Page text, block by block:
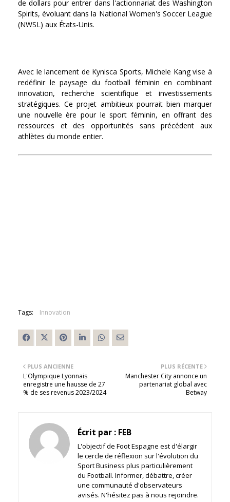
de dollars pour entrer dans l'actionnariat des Washington
Spirits, évoluant dans la National Women's Soccer League
(NWSL) aux États-Unis.
Avec le lancement de Kynisca Sports, Michele Kang vise à
redéfinir le paysage du football féminin en combinant
innovation, recherche scientifique et investissements
stratégiques. Ce projet ambitieux pourrait bien marquer
une nouvelle ère pour le sport féminin, en offrant des
ressources et des opportunités sans précédent aux
athlètes du monde entier.
Tags: Innovation
PLUS RÉCENTE
Manchester City annonce un
partenariat global avec
Betway
PLUS ANCIENNE
L'Olympique Lyonnais
enregistre une hausse de 27
% de ses revenus 2023/2024
Écrit par : FEB
L'objectif de Foot Espagne est d'élargir
le cercle de réflexion sur l'évolution du
Sport Business plus particulièrement
du Football. Informer, débattre, créer
une communauté d'observateurs
avisés. N'hésitez pas à nous rejoindre.